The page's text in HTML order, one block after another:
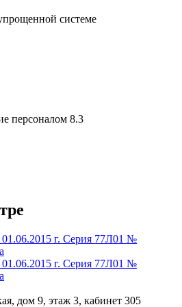
системе
персоналом 8.3
дом 9, этаж 3, кабинет 305